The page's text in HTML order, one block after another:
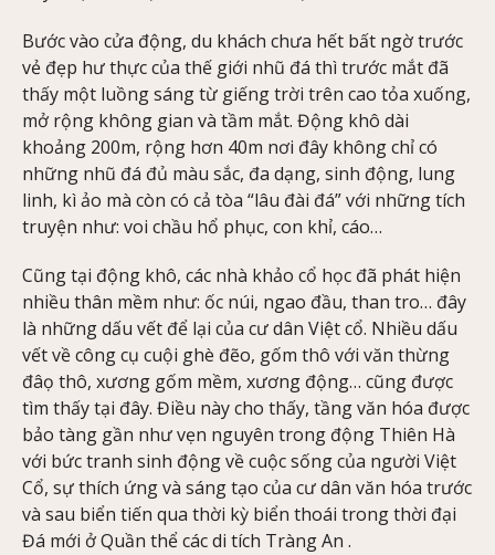
Bước vào cửa động, du khách chưa hết bất ngờ trước
vẻ đẹp hư thực của thế giới nhũ đá thì trước mắt đã
thấy một luồng sáng từ giếng trời trên cao tỏa xuống,
mở rộng không gian và tầm mắt. Động khô dài
khoảng 200m, rộng hơn 40m nơi đây không chỉ có
những nhũ đá đủ màu sắc, đa dạng, sinh động, lung
linh, kì ảo mà còn có cả tòa “lâu đài đá” với những tích
truyện như: voi chầu hổ phục, con khỉ, cáo…
Cũng tại động khô, các nhà khảo cổ học đã phát hiện
nhiều thân mềm như: ốc núi, ngao đầu, than tro… đây
là những dấu vết để lại của cư dân Việt cổ. Nhiều dấu
vết về công cụ cuội ghè đẽo, gốm thô với văn thừng
đâọ thô, xương gốm mềm, xương động… cũng được
tìm thấy tại đây. Điều này cho thấy, tầng văn hóa được
bảo tàng gần như vẹn nguyên trong động Thiên Hà
với bức tranh sinh động về cuộc sống của người Việt
Cổ, sự thích ứng và sáng tạo của cư dân văn hóa trước
và sau biển tiến qua thời kỳ biển thoái trong thời đại
Đá mới ở Quần thể các di tích Tràng An .